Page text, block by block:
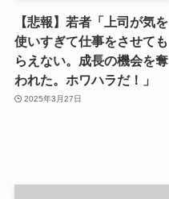
【悲報】若者「上司が気を
使いすぎて仕事をさせても
らえない。成長の機会を奪
われた。ホワハラだ！」
2025年3月27日